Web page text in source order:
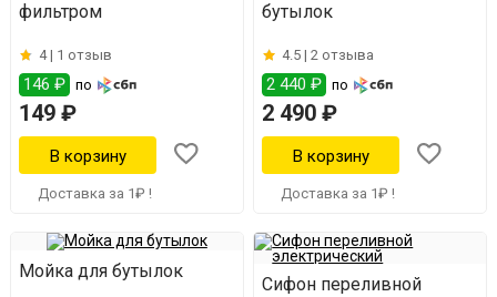
фильтром
4 | 1 отзыв
146 ₽ по
149 ₽
Доставка за 1₽ !
бутылок
4.5 |2 отзыва
2 440 ₽ по
2 490 ₽
Доставка за 1₽ !
Мойка для бутылок
Сифон переливной